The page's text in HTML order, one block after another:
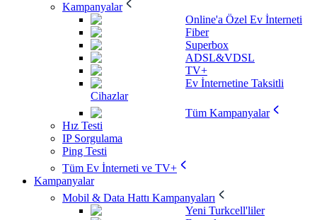
Kampanyalar
Online'a Özel Ev İnterneti
Fiber
Superbox
ADSL&VDSL
TV+
Ev İnternetine Taksitli
Cihazlar
Tüm Kampanyalar
Hız Testi
IP Sorgulama
Ping Testi
Tüm Ev İnterneti ve TV+
Kampanyalar
Mobil & Data Hattı Kampanyaları
Yeni Turkcell'liler